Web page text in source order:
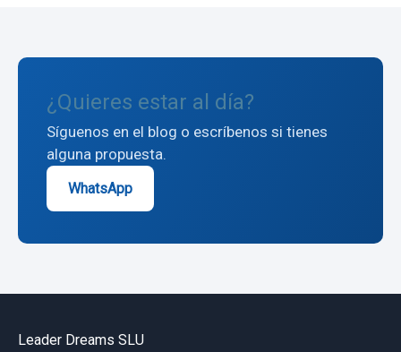
¿Quieres estar al día?
Síguenos en el blog o escríbenos si tienes
alguna propuesta.
WhatsApp
Leader Dreams SLU